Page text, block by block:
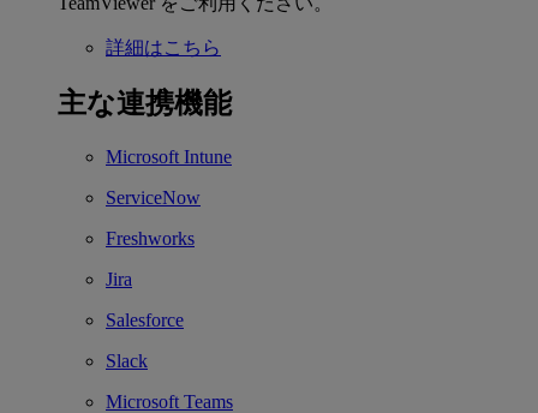
詳細はこちら
主な連携機能
Microsoft Intune
ServiceNow
Freshworks
Jira
Salesforce
Slack
Microsoft Teams